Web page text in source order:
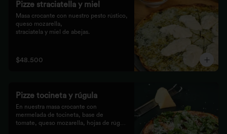
Pizze straciatella y miel
Masa crocante con nuestro pesto rústico,
queso mozarella,
straciatela y miel de abejas.
$48.500
Pizze tocineta y rúgula
En nuestra masa crocante con
mermelada de tocineta, base de
tomate, queso mozarella, hojas de rúgula